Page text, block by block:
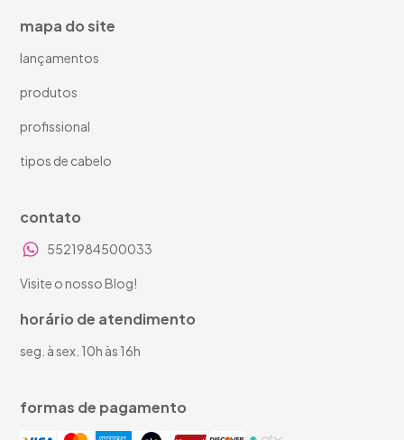
mapa do site
lançamentos
produtos
profissional
tipos de cabelo
contato
5521984500033
Visite o nosso Blog!
horário de atendimento
seg. à sex. 10h às 16h
formas de pagamento